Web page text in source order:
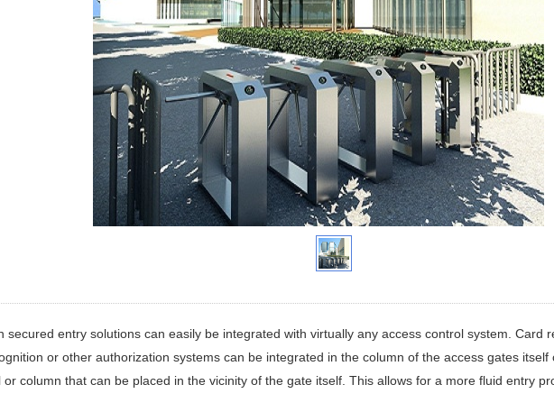
secured entry solutions can easily be integrated with virtually any access control system. Card
or other authorization systems can be integrated in the column of the access gates
or column that can be placed in the vicinity of the gate itself. This allows for a more fluid entry